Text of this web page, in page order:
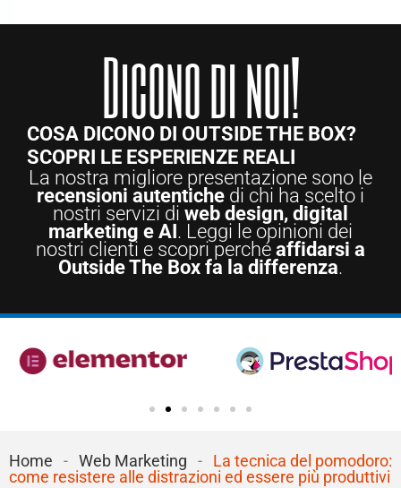
Dicono di noi!
COSA DICONO DI OUTSIDE THE BOX?
SCOPRI LE ESPERIENZE REALI
La nostra migliore presentazione sono le
recensioni autentiche di chi ha scelto i
nostri servizi di web design, digital
marketing e AI. Leggi le opinioni dei
nostri clienti e scopri perché affidarsi a
Outside The Box fa la differenza.
Home - Web Marketing -
La tecnica del pomodoro:
come resistere alle distrazioni ed essere più produttivi